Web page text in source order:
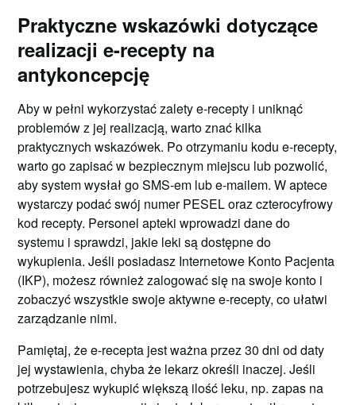
Praktyczne wskazówki dotyczące
realizacji e-recepty na
antykoncepcję
Aby w pełni wykorzystać zalety e-recepty i uniknąć
problemów z jej realizacją, warto znać kilka
praktycznych wskazówek. Po otrzymaniu kodu e-recepty,
warto go zapisać w bezpiecznym miejscu lub pozwolić,
aby system wysłał go SMS-em lub e-mailem. W aptece
wystarczy podać swój numer PESEL oraz czterocyfrowy
kod recepty. Personel apteki wprowadzi dane do
systemu i sprawdzi, jakie leki są dostępne do
wykupienia. Jeśli posiadasz Internetowe Konto Pacjenta
(IKP), możesz również zalogować się na swoje konto i
zobaczyć wszystkie swoje aktywne e-recepty, co ułatwi
zarządzanie nimi.
Pamiętaj, że e-recepta jest ważna przez 30 dni od daty
jej wystawienia, chyba że lekarz określi inaczej. Jeśli
potrzebujesz wykupić większą ilość leku, np. zapas na